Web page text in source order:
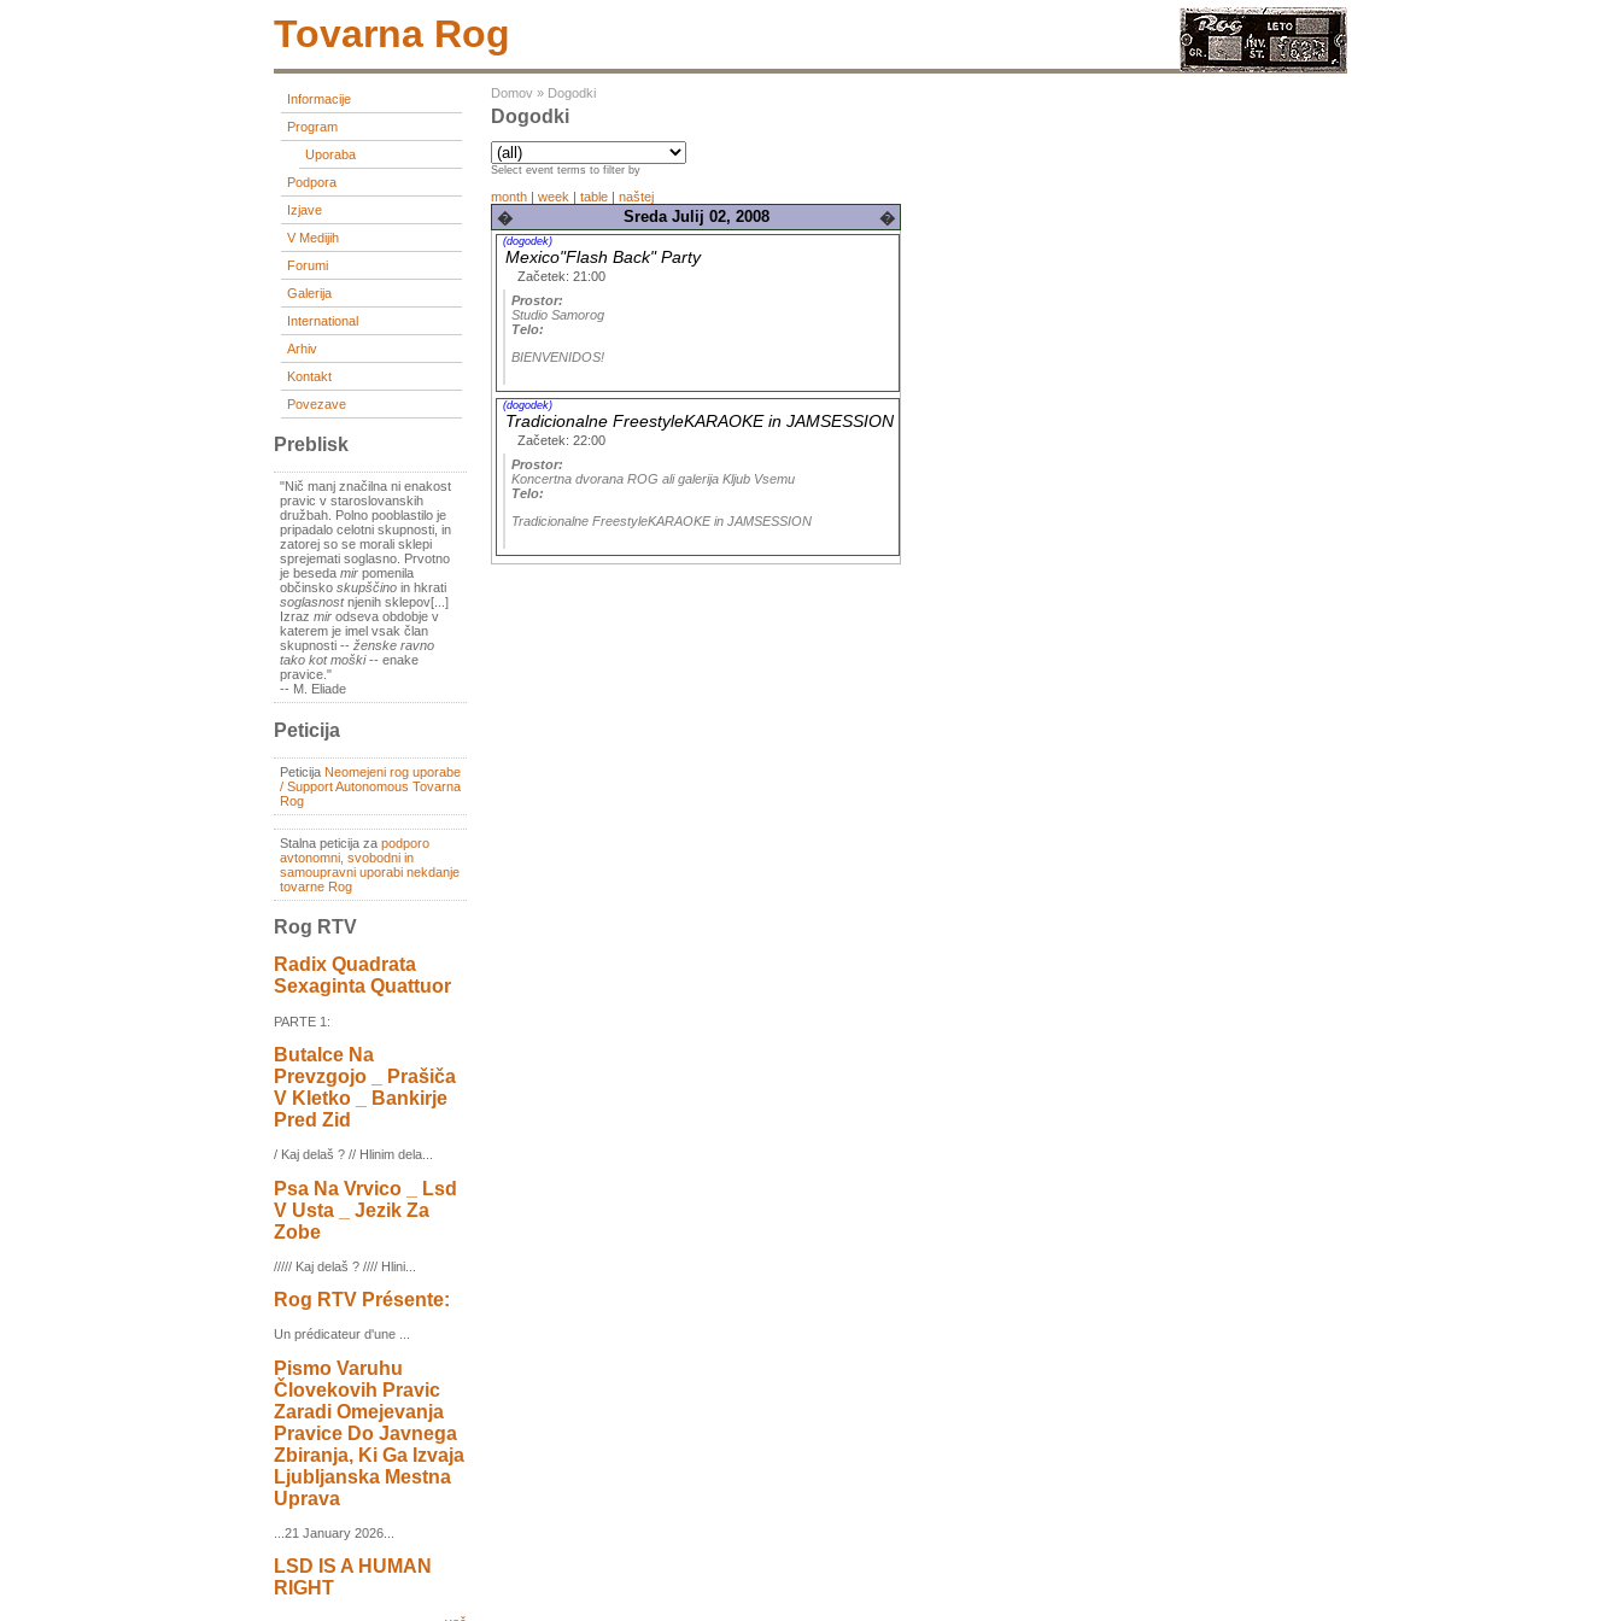
Tovarna Rog
Informacije
Program
Uporaba
Podpora
Izjave
V Medijih
Forumi
Galerija
International
Arhiv
Kontakt
Povezave
Preblisk
"Nič manj značilna ni enakost
pravic v staroslovanskih
družbah. Polno pooblastilo je
pripadalo celotni skupnosti, in
zatorej so se morali sklepi
sprejemati soglasno. Prvotno
je beseda mir pomenila
občinsko skupščino in hkrati
soglasnostnjenih sklepov[...]
Izraz mir odseva obdobje v
katerem je imel vsak član
skupnosti -- ženske ravno
tako kot moški-- enake
pravice."
-- M. Eliade
Peticija
Peticija Neomejeni rog uporabe
/ Support Autonomous Tovarna
Rog
Stalna peticija za podporo
avtonomni, svobodni in
samoupravni uporabi nekdanje
tovarne Rog
Rog RTV
Radix Quadrata
Sexaginta Quattuor
PARTE 1:
Butalce Na
Prevzgojo _ Prašiča
V Kletko _ Bankirje
Pred Zid
/ Kaj delaš ? // Hlinim dela...
Psa Na Vrvico _ Lsd
V Usta _ Jezik Za
Zobe
///// Kaj delaš ? //// Hlini...
Rog RTV Présente:
Un prédicateur d'une ...
Pismo Varuhu
Človekovih Pravic
Zaradi Omejevanja
Pravice Do Javnega
Zbiranja, Ki Ga Izvaja
Ljubljanska Mestna
Uprava
...21 January 2026...
LSD IS A HUMAN
RIGHT
Domov » Dogodki
Dogodki
Select event terms to filter by
month | week | table | naštej
� Sreda Julij 02, 2008 �
(dogodek)
Mexico"Flash Back" Party
Začetek: 21:00
Prostor:
Studio Samorog
Telo:
BIENVENIDOS!
(dogodek)
Tradicionalne FreestyleKARAOKE in JAMSESSION
Začetek: 22:00
Prostor:
Koncertna dvorana ROG ali galerija Kljub Vsemu
Telo:
Tradicionalne FreestyleKARAOKE in JAMSESSION